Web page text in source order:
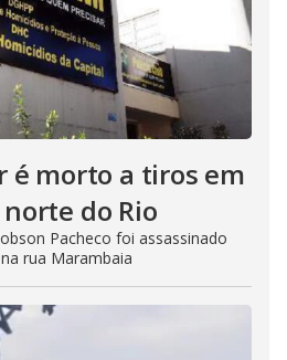
é morto a tiros em
do Rio
Pacheco foi assassinado
rua Marambaia